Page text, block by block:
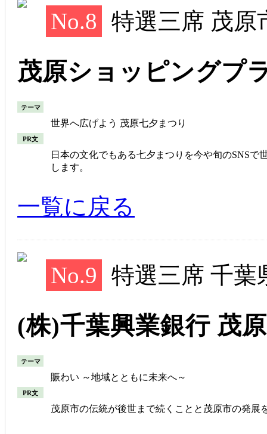
No.8 特選三席 茂原
茂原ショッピングプ
テーマ
世界へ広げよう 茂原七夕まつり
PR文
日本の文化でもある七夕まつりを今や旬のSNS
します。
一覧に戻る
No.9 特選三席 千葉
(株)千葉興業銀行 茂
テーマ
賑わい ～地域とともに未来へ～
PR文
茂原市の伝統が後世まで続くことと茂原市の発展